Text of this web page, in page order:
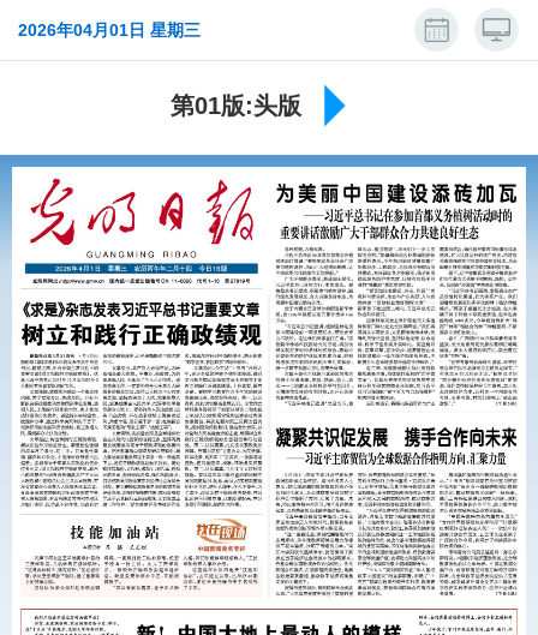
2026年04月01日 星期三
第01版:头版